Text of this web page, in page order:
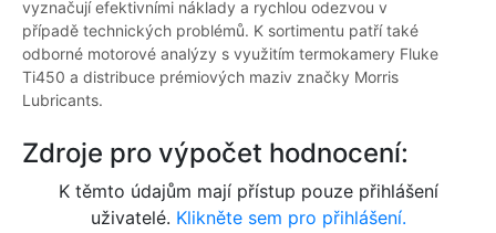
vyznačují efektivními náklady a rychlou odezvou v
případě technických problémů. K sortimentu patří také
odborné motorové analýzy s využitím termokamery Fluke
Ti450 a distribuce prémiových maziv značky Morris
Lubricants.
Zdroje pro výpočet hodnocení:
K těmto údajům mají přístup pouze přihlášení
uživatelé. Klikněte sem pro přihlášení.